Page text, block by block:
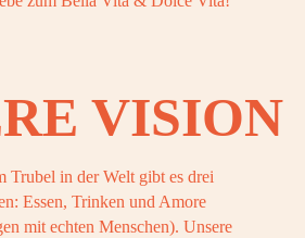
VISION
Trubel in der Welt gibt es drei
Essen, Trinken und Amore
mit echten Menschen). Unsere